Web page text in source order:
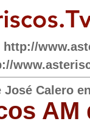
http://
José Calero
AM